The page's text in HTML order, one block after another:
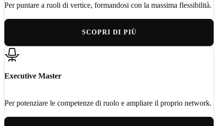
Per puntare a ruoli di vertice, formandosi con la massima flessibilità.
SCOPRI DI PIÙ
Executive Master
Per potenziare le competenze di ruolo e ampliare il proprio network.